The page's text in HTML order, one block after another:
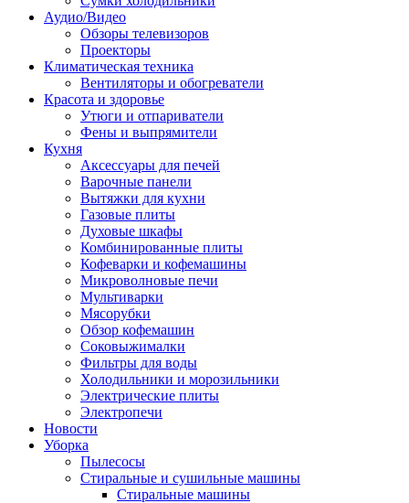
Аудио/Видео
Обзоры телевизоров
Проекторы
Климатическая техника
Вентиляторы и обогреватели
Красота и здоровье
Утюги и отпариватели
Фены и выпрямители
Кухня
Аксессуары для печей
Варочные панели
Вытяжки для кухни
Газовые плиты
Духовые шкафы
Комбинированные плиты
Кофеварки и кофемашины
Микроволновые печи
Мультиварки
Мясорубки
Обзор кофемашин
Соковыжималки
Фильтры для воды
Холодильники и морозильники
Электрические плиты
Электропечи
Новости
Уборка
Пылесосы
Стиральные и сушильные машины
Стиральные машины